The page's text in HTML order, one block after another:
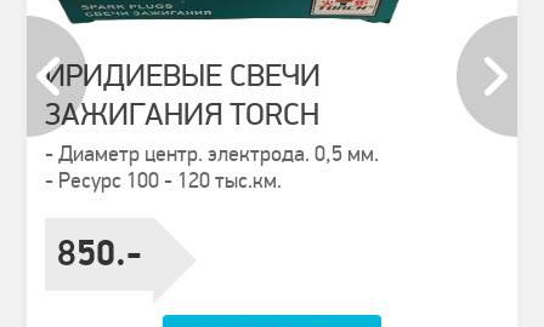
ИРИДИЕВЫЕ СВЕЧИ
ЗАЖИГАНИЯ TORCH
- Диаметр центр. электрода. 0,5 мм.
- Ресурс 100 - 120 тыс.км.
850.-
prev